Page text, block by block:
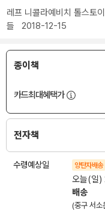
레프 니콜라예비치 톨스토이
들 2018-12-15
종이책
카드최대혜택가
전자책
수령예상일 양탄자배송
오늘(일)
배송
(중구 서